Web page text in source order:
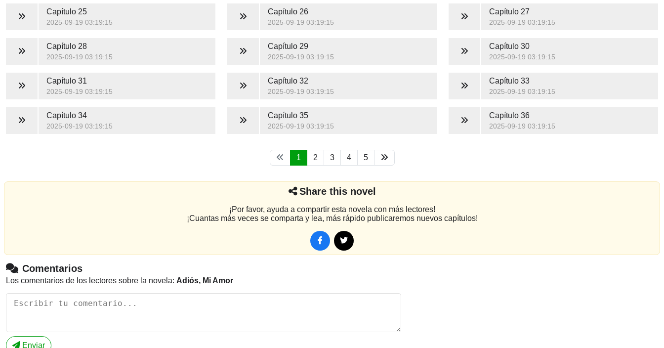
Capítulo 25
2025-09-19 03:19:15
Capítulo 26
2025-09-19 03:19:15
Capítulo 27
2025-09-19 03:19:15
Capítulo 28
2025-09-19 03:19:15
Capítulo 29
2025-09-19 03:19:15
Capítulo 30
2025-09-19 03:19:15
Capítulo 31
2025-09-19 03:19:15
Capítulo 32
2025-09-19 03:19:15
Capítulo 33
2025-09-19 03:19:15
Capítulo 34
2025-09-19 03:19:15
Capítulo 35
2025-09-19 03:19:15
Capítulo 36
2025-09-19 03:19:15
1 2 3 4 5
Share this novel
¡Por favor, ayuda a compartir esta novela con más lectores!
¡Cuantas más veces se comparta y lea, más rápido publicaremos nuevos capítulos!
Comentarios
Los comentarios de los lectores sobre la novela: Adiós, Mi Amor
Enviar